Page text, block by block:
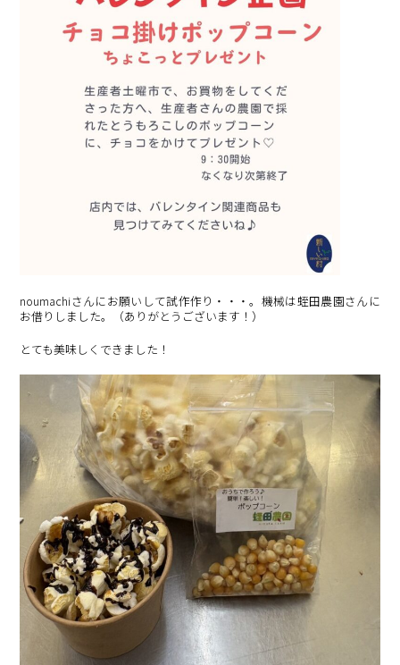
noumachiさんにお願いして試作作り・・・。機械は蛭田農園さんに
お借りしました。（ありがとうございます！）
とても美味しくできました！